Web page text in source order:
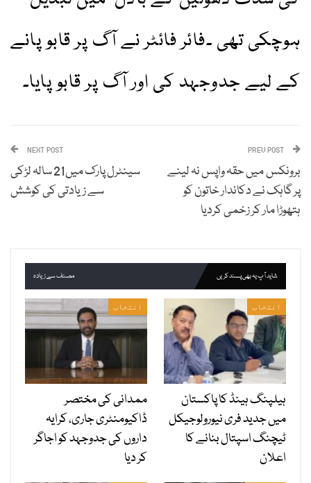
ہوچکی تھی ۔فائر فائٹر نے آگ پر قابو پانے
کے لیے جدوجہد کی اور آگ پر قابو پایا۔
برونکس میں حقہ واپس نہ لینے
پر گاہک نے دکاندار خاتون کو
ہتھوڑا مار کر زخمی کردیا
NEXT POST
سینٹرل پارک میں21 سالہ لڑکی
سے زیادتی کی کوشش
شاید آپ یہ بھی پسند کریں مصنف سے زیادہ
انتخاب
ہیلپنگ ہینڈ کا پاکستان
میں جدید فری نیورولوجیکل
ٹیچنگ اسپتال بنانے کا
اعلان
انتخاب
ممدانی کی مختصر
ڈاکیومنٹری جاری، کرایہ
داروں کی جدوجہد کو اجاگر
کر دیا